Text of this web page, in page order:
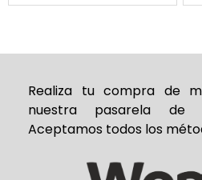
Realiza tu compra de
nuestra pasarela de
Aceptamos todos los